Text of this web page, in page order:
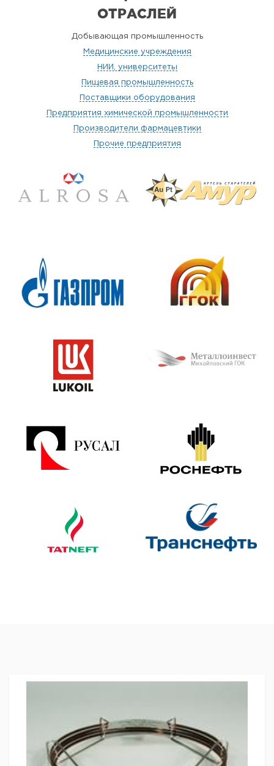
ОТРАСЛЕЙ
Добывающая промышленность
Медицинские учреждения
НИИ, университеты
Пищевая промышленность
Поставщики оборудования
Предприятия химической промышленности
Производители фармацевтики
Прочие предприятия